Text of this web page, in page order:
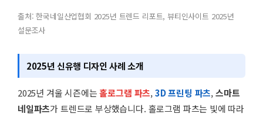
출처: 한국네일산업협회 2025년 트렌드 리포트, 뷰티인사이트 2025년
설문조사
2025년 신유행 디자인 사례 소개
2025년 겨울 시즌에는홀로그램 파츠,3D 프린팅 파츠,스마트
네일파츠가 트렌드로 부상했습니다. 홀로그램 파츠는 빛에 따라